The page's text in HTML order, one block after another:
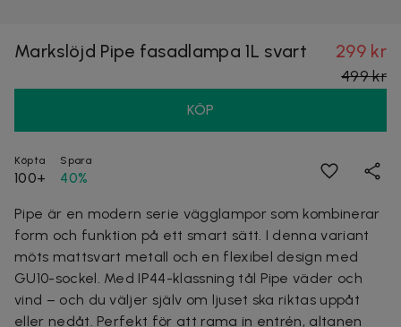
Markslöjd Pipe fasadlampa 1L svart 299 kr
499 kr
KÖP
Köpta
100+
Spara
40%
Pipe är en modern serie vägglampor som kombinerar
form och funktion på ett smart sätt. I denna variant
möts mattsvart metall och en flexibel design med
GU10-sockel. Med IP44-klassning tål Pipe väder och
vind – och du väljer själv om ljuset ska riktas uppåt
eller nedåt. Perfekt för att rama in entrén, altanen